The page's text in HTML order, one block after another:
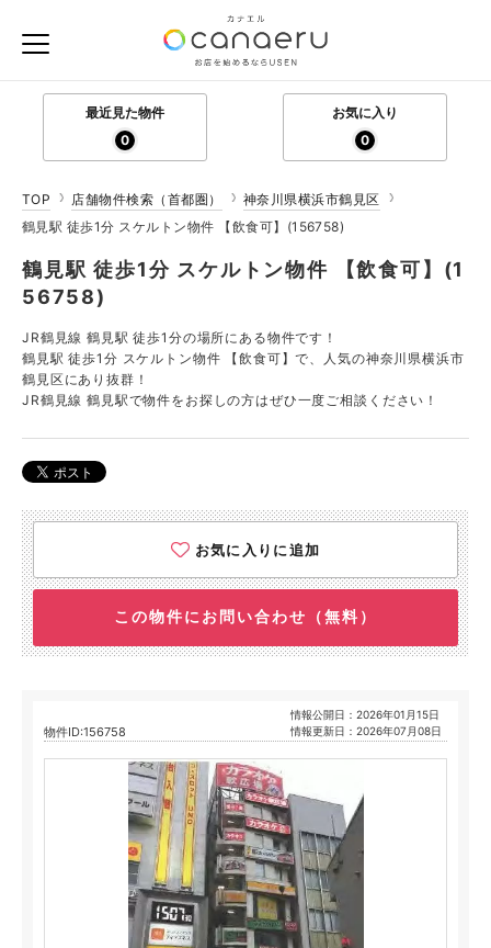
最近見た物件
0
お気に入り
0
TOP 店舗物件検索（首都圏）
神奈川県横浜市鶴見区
鶴見駅 徒歩1分 スケルトン物件 【飲食可】(156758)
鶴見駅 徒歩1分 スケルトン物件 【飲食可】(1
56758)
JR鶴見線 鶴見駅 徒歩1分の場所にある物件です！
鶴見駅 徒歩1分 スケルトン物件 【飲食可】で、人気の神奈川県横浜市
鶴見区にあり抜群！
JR鶴見線 鶴見駅で物件をお探しの方はぜひ一度ご相談ください！
お気に入りに追加
この物件にお問い合わせ（無料）
物件ID:156758
情報公開日：2026年01月15日
情報更新日：2026年07月08日